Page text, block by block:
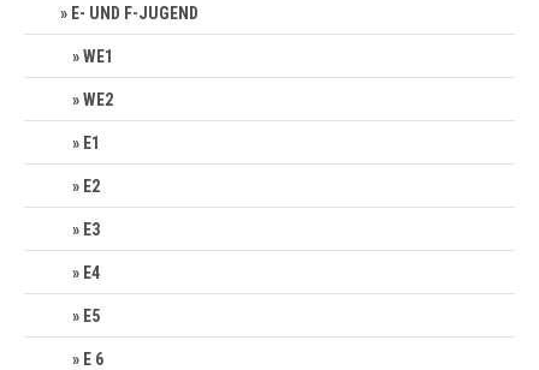
E- UND F-JUGEND
WE1
WE2
E1
E2
E3
E4
E5
E 6